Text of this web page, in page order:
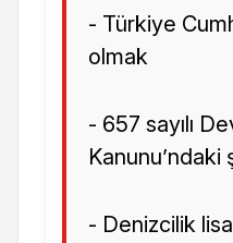
- Türkiye
olmak
- 657 sayılı
Kanunu’ndaki
- Denizcilik